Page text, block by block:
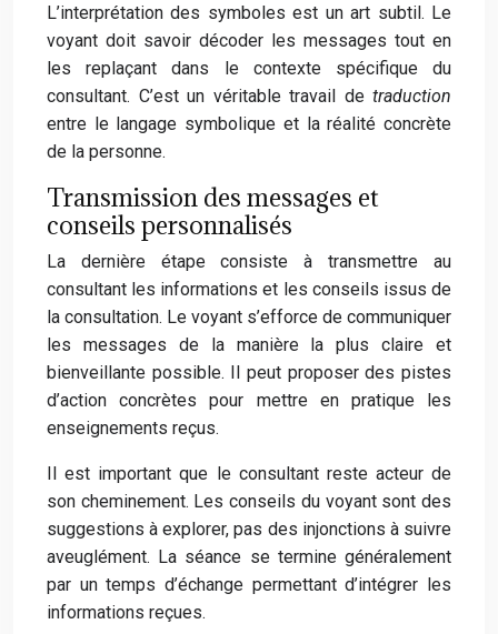
L’interprétation des symboles est un art subtil. Le
voyant doit savoir décoder les messages tout en
les replaçant dans le contexte spécifique du
consultant. C’est un véritable travail de traduction
entre le langage symbolique et la réalité concrète
de la personne.
Transmission des messages et
conseils personnalisés
La dernière étape consiste à transmettre au
consultant les informations et les conseils issus de
la consultation. Le voyant s’efforce de communiquer
les messages de la manière la plus claire et
bienveillante possible. Il peut proposer des pistes
d’action concrètes pour mettre en pratique les
enseignements reçus.
Il est important que le consultant reste acteur de
son cheminement. Les conseils du voyant sont des
suggestions à explorer, pas des injonctions à suivre
aveuglément. La séance se termine généralement
par un temps d’échange permettant d’intégrer les
informations reçues.